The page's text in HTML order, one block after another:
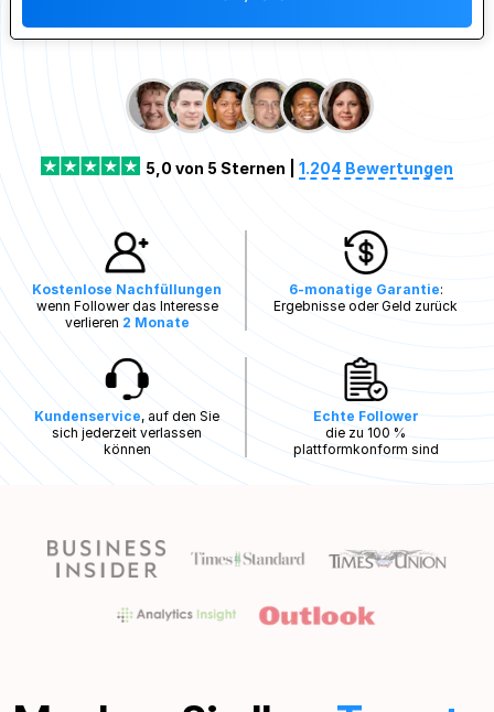
5,0 von 5 Sternen | 1.204 Bewertungen
Kostenlose Nachfüllungen
wenn Follower das Interesse
verlieren 2 Monate
6-monatige Garantie:
Ergebnisse oder Geld zurück
Kundenservice, auf den Sie
sich jederzeit verlassen
können
Echte Follower
die zu 100 %
plattformkonform sind